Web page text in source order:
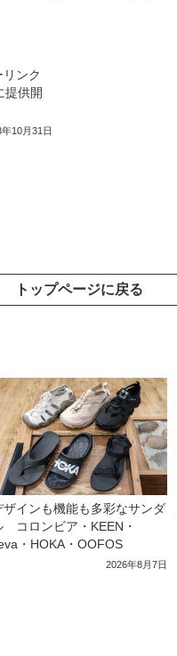
リンク
供開
10月31日
トップページに戻る
ザインも機能も多彩なサンダ
コロンビア・KEEN・
・HOKA・OOFOS
2026年8月7日